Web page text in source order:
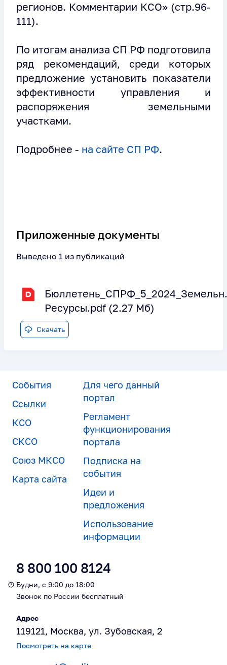
регионов. Комментарии КСО» (стр.96-
111).
По итогам анализа СП РФ подготовила
ряд рекомендаций, среди которых
предложение установить показатели
эффективности управления и
распоряжения земельными
участками.
Подробнее - на сайте СП РФ.
Приложенные документы
Выведено 1 из публикаций
Ресурсы.pdf (2.27 Мб)
Скачать
События
Ссылки
КСО
СКСО
Союз МКСО
Карта сайта
Для чего данный
портал
Регламент
функционирования
портала
Подписка на
события
Идеи и
предложения
Использование
информации
8 800 100 8124
Будни, с 9:00 до 18:00
Звонок по России бесплатный
Адрес
119121, Москва, ул. Зубовская, 2
Посмотреть на карте